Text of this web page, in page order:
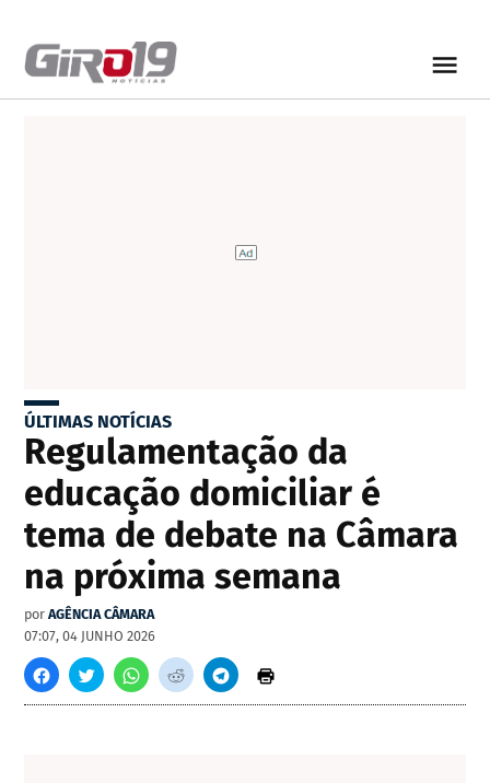
ÚLTIMAS NOTÍCIAS
Regulamentação da
educação domiciliar é
tema de debate na Câmara
na próxima semana
por AGÊNCIA CÂMARA
07:07, 04 JUNHO 2026